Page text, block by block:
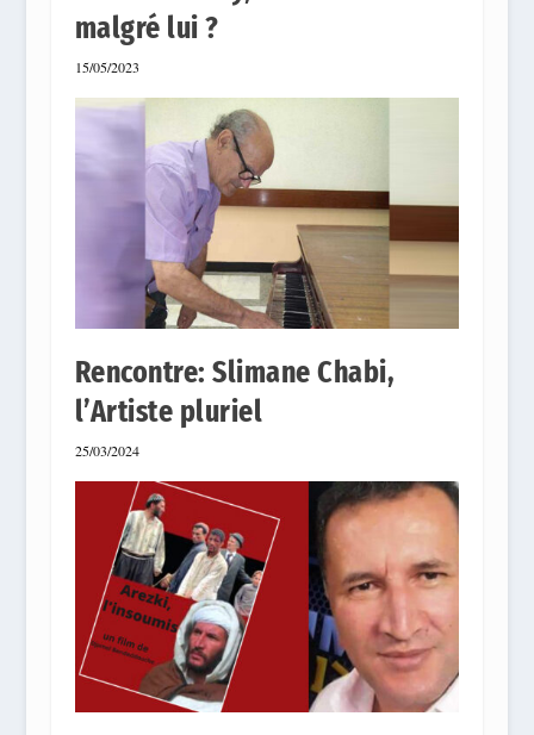
malgré lui ?
15/05/2023
Rencontre: Slimane Chabi,
l’Artiste pluriel
25/03/2024